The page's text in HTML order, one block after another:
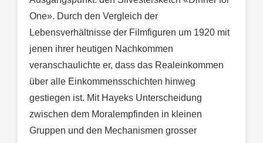
One». Durch den Vergleich der
Lebensverhältnisse der Filmfiguren um 1920 mit
jenen ihrer heutigen Nachkommen
veranschaulichte er, dass das Realeinkommen
über alle Einkommensschichten hinweg
gestiegen ist. Mit Hayeks Unterscheidung
zwischen dem Moralempfinden in kleinen
Gruppen und den Mechanismen grosser